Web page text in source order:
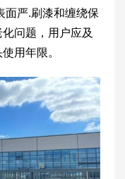
面严.刷漆和缠绕保
问题，用户应及
用年限。